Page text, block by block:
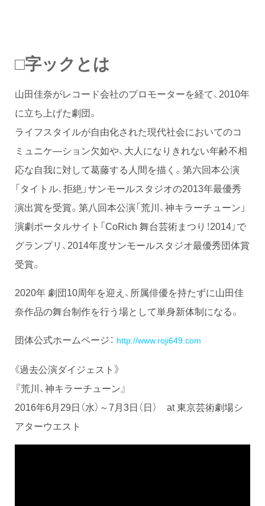
□字ックとは
山田佳奈がレコード会社のプロモーターを経て、2010年
に立ち上げた劇団。
ライフスタイルが自由化された現代社会においてのコ
ミュニケ―ション欠如や、大人になりきれない年齢不相
応な自我に対して葛藤する人間を描く。第六回本公演
「タイトル、拒絶」サンモールスタジオの2013年最優秀
演出賞を受賞。第八回本公演「荒川、神キラーチューン」
演劇ポータルサイト「CoRich 舞台芸術まつり！2014」で
グランプリ、2014年度サンモールスタジオ最優秀団体賞
受賞。
2020年 劇団10周年を迎え、所属俳優を持たずに山田佳
奈作品の舞台制作を行う場として単身新体制になる。
団体公式ホームページ： http://www.roji649.com
《過去公演ダイジェスト》
『荒川、神キラーチューン』
2016年6月29日（水）～7月3日（日） at 東京芸術劇場シ
アターウエスト